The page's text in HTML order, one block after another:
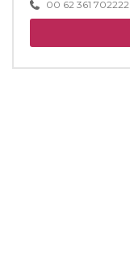
00 62 361 702222